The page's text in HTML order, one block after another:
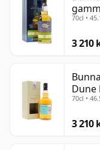
70cl •
3 210
Dune
70cl •
3 210